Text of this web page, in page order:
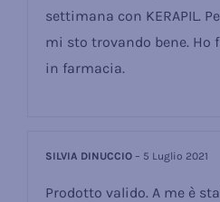
settimana con KERAPIL.
mi sto trovando bene. Ho
in farmacia.
SILVIA DINUCCIO– 5 Luglio 2021
Prodotto valido. A me è